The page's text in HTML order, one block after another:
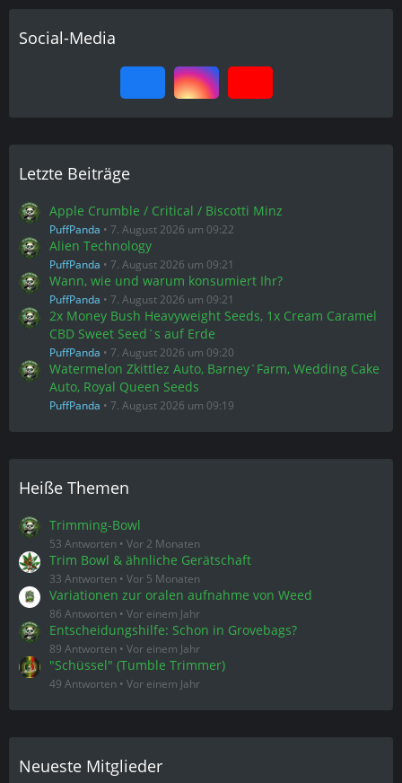
Social-Media
Letzte Beiträge
Apple Crumble / Critical / Biscotti Minz
PuffPanda 7. August 2026 um 09:22
Alien Technology
PuffPanda 7. August 2026 um 09:21
Wann, wie und warum konsumiert Ihr?
PuffPanda 7. August 2026 um 09:21
2x Money Bush Heavyweight Seeds, 1x Cream Caramel
CBD Sweet Seed`s auf Erde
PuffPanda 7. August 2026 um 09:20
Watermelon Zkittlez Auto, Barney`Farm, Wedding Cake
Auto, Royal Queen Seeds
PuffPanda 7. August 2026 um 09:19
Heiße Themen
Trimming-Bowl
53 Antworten Vor 2 Monaten
Trim Bowl & ähnliche Gerätschaft
33 Antworten Vor 5 Monaten
Variationen zur oralen aufnahme von Weed
86 Antworten Vor einem Jahr
Entscheidungshilfe: Schon in Grovebags?
89 Antworten Vor einem Jahr
"Schüssel" (Tumble Trimmer)
49 Antworten Vor einem Jahr
Neueste Mitglieder